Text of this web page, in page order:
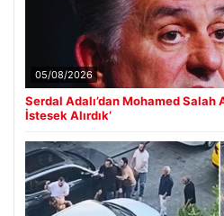
05/08/2026
Serdal Adalı’dan Mohamed Salah
İstesek Alırdık’